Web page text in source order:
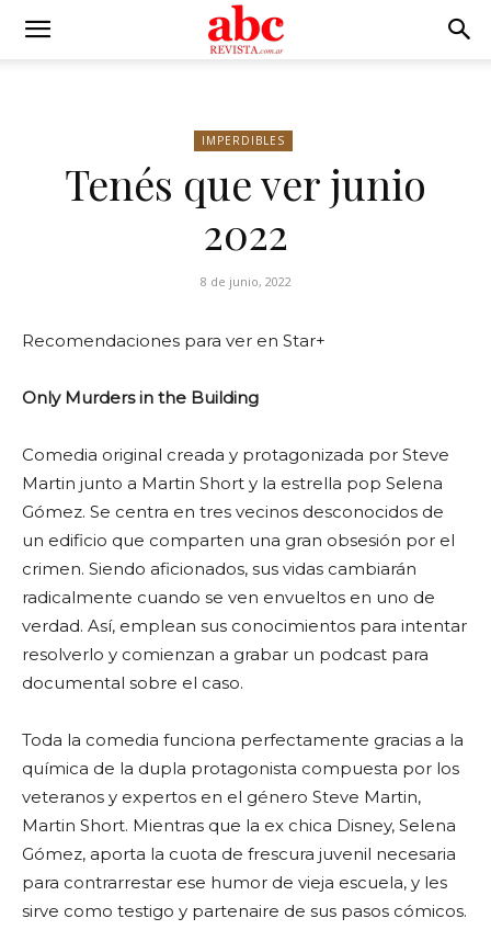
IMPERDIBLES
Tenés que ver junio
2022
8 de junio, 2022
Recomendaciones para ver en Star+
Only Murders in the Building
Comedia original creada y protagonizada por Steve
Martin junto a Martin Short y la estrella pop Selena
Gómez. Se centra en tres vecinos desconocidos de
un edificio que comparten una gran obsesión por el
crimen. Siendo aficionados, sus vidas cambiarán
radicalmente cuando se ven envueltos en uno de
verdad. Así, emplean sus conocimientos para intentar
resolverlo y comienzan a grabar un podcast para
documental sobre el caso.
Toda la comedia funciona perfectamente gracias a la
química de la dupla protagonista compuesta por los
veteranos y expertos en el género Steve Martin,
Martin Short. Mientras que la ex chica Disney, Selena
Gómez, aporta la cuota de frescura juvenil necesaria
para contrarrestar ese humor de vieja escuela, y les
sirve como testigo y partenaire de sus pasos cómicos.